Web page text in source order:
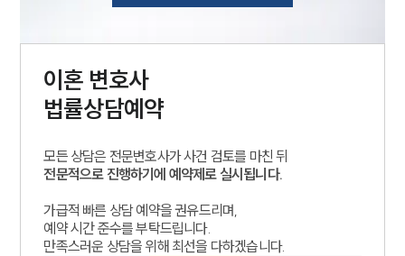
이혼 변호사
법률상담예약
모든 상담은 전문변호사가 사건 검토를 마친 뒤
전문적으로 진행하기에 예약제로 실시됩니다.
가급적 빠른 상담 예약을 권유드리며,
예약 시간 준수를 부탁드립니다.
만족스러운 상담을 위해 최선을 다하겠습니다.